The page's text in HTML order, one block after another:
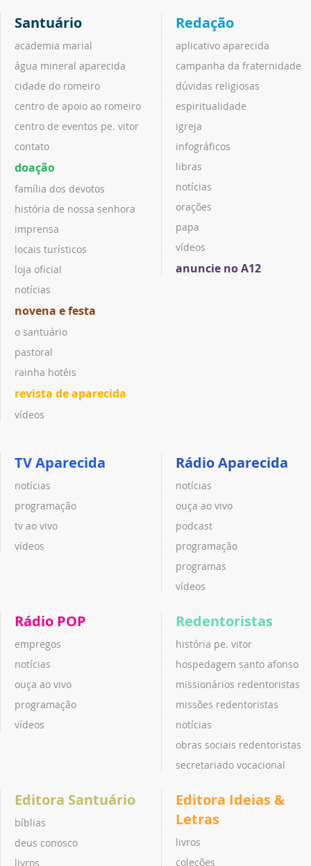
Santuário
academia marial
água mineral aparecida
cidade do romeiro
centro de apoio ao romeiro
centro de eventos pe. vitor
contato
doação
família dos devotos
história de nossa senhora
imprensa
locais turísticos
loja oficial
notícias
novena e festa
o santuário
pastoral
rainha hotéis
revista de aparecida
vídeos
Redação
aplicativo aparecida
campanha da fraternidade
dúvidas religiosas
espiritualidade
igreja
infográficos
libras
notícias
orações
papa
vídeos
anuncie no A12
TV Aparecida
notícias
programação
tv ao vivo
vídeos
Rádio Aparecida
notícias
ouça ao vivo
podcast
programação
programas
vídeos
Rádio POP
empregos
notícias
ouça ao vivo
programação
vídeos
Redentoristas
história pe. vitor
hospedagem santo afonso
missionários redentoristas
missões redentoristas
notícias
obras sociais redentoristas
secretariado vocacional
Editora Santuário
bíblias
deus conosco
livros
Editora Ideias &
Letras
livros
coleções